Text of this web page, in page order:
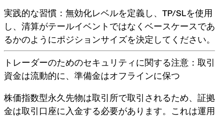
実践的な習慣： 無効化レベルを定義し、TP/SLを使用
し、清算がテールイベントではなく ベースケースであ
るかのようにポジションサイズを決定してください。
トレーダーのためのセキュリティに関する注意：取引
資金は流動的に、準備金はオフラインに保つ
株価指数型永久先物は取引所で取引されるため、証拠
金は取引口座に入金する必要があります。これは運用